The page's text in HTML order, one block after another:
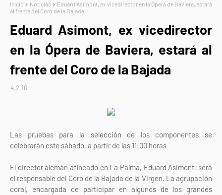
Inicio Noticias
Eduard Asimont, ex vicedirector en la Ópera de Baviera, estará
al frente del Coro de la Bajada
Eduard Asimont, ex vicedirector
en la Ópera de Baviera, estará al
frente del Coro de la Bajada
4.2.10
Las pruebas para la selección de los componentes se
celebrarán este sábado, a partir de las 11:00 horas
El director alemán afincado en La Palma, Eduard Asimont, será
el responsable del Coro de la Bajada de la Virgen. La agrupación
coral, encargada de participar en algunos de los grandes